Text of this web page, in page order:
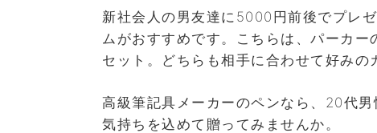
新社会人の男友達に5000円前後でプレ
ムがおすすめです。こちらは、パーカ
セット。どちらも相手に合わせて好みの
高級筆記具メーカーのペンなら、20代
気持ちを込めて贈ってみませんか。